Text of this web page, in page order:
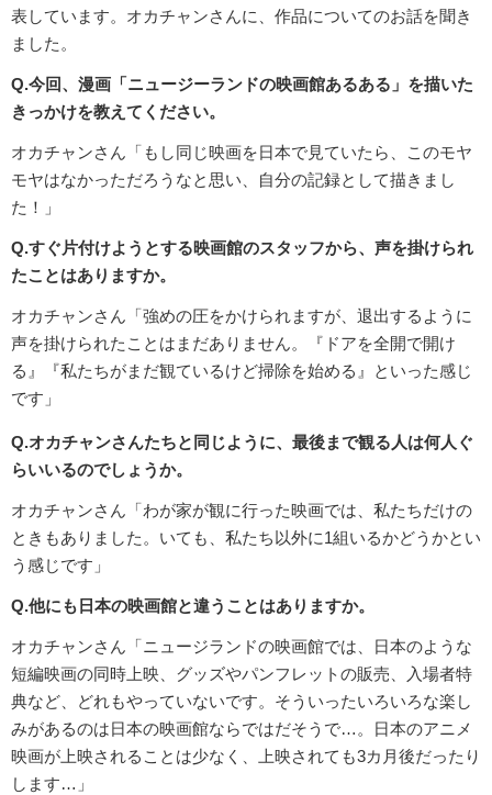
表しています。オカチャンさんに、作品についてのお話を聞き
ました。
Q.今回、漫画「ニュージーランドの映画館あるある」を描いた
きっかけを教えてください。
オカチャンさん「もし同じ映画を日本で見ていたら、このモヤ
モヤはなかっただろうなと思い、自分の記録として描きまし
た！」
Q.すぐ片付けようとする映画館のスタッフから、声を掛けられ
たことはありますか。
オカチャンさん「強めの圧をかけられますが、退出するように
声を掛けられたことはまだありません。『ドアを全開で開け
る』『私たちがまだ観ているけど掃除を始める』といった感じ
です」
Q.オカチャンさんたちと同じように、最後まで観る人は何人ぐ
らいいるのでしょうか。
オカチャンさん「わが家が観に行った映画では、私たちだけの
ときもありました。いても、私たち以外に1組いるかどうかとい
う感じです」
Q.他にも日本の映画館と違うことはありますか。
オカチャンさん「ニュージランドの映画館では、日本のような
短編映画の同時上映、グッズやパンフレットの販売、入場者特
典など、どれもやっていないです。そういったいろいろな楽し
みがあるのは日本の映画館ならではだそうで…。日本のアニメ
映画が上映されることは少なく、上映されても3カ月後だったり
します…」